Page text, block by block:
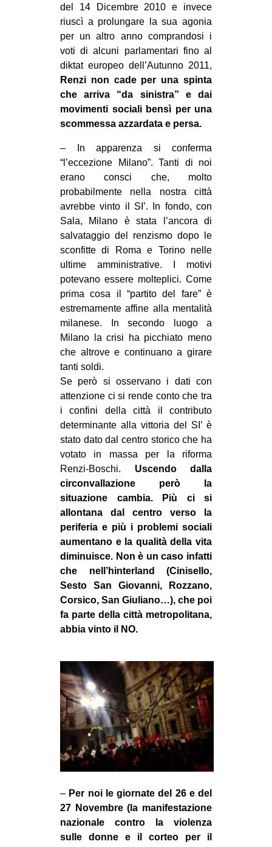
del 14 Dicembre 2010 e invece
riuscì a prolungare la sua agonia
per un altro anno comprandosi i
voti di alcuni parlamentari fino al
diktat europeo dell’Autunno 2011,
Renzi non cade per una spinta
che arriva “da sinistra” e dai
movimenti sociali bensì per una
scommessa azzardata e persa.
– In apparenza si conferma
“l’eccezione Milano”. Tanti di noi
erano consci che, molto
probabilmente nella nostra città
avrebbe vinto il SI’. In fondo, con
Sala, Milano è stata l’ancora di
salvataggio del renzismo dopo le
sconfitte di Roma e Torino nelle
ultime amministrative. I motivi
potevano essere molteplici. Come
prima cosa il “partito del fare” è
estremamente affine alla mentalità
milanese. In secondo luogo a
Milano la crisi ha picchiato meno
che altrove e continuano a girare
tanti soldi.
Se però si osservano i dati con
attenzione ci si rende conto che tra
i confini della città il contributo
determinante alla vittoria del SI’ è
stato dato dal centro storico che ha
votato in massa per la riforma
Renzi-Boschi. Uscendo dalla
circonvallazione però la
situazione cambia. Più ci si
allontana dal centro verso la
periferia e più i problemi sociali
aumentano e la qualità della vita
diminuisce. Non è un caso infatti
che nell’hinterland (Cinisello,
Sesto San Giovanni, Rozzano,
Corsico, San Giuliano…), che poi
fa parte della città metropolitana,
abbia vinto il NO.
– Per noi le giornate del 26 e del
27 Novembre (la manifestazione
nazionale contro la violenza
sulle donne e il corteo per il